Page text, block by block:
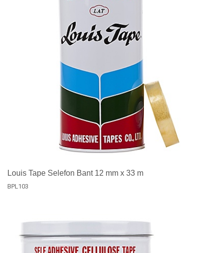
Louis Tape Selefon Bant 12 mm x 33 m
BPL103